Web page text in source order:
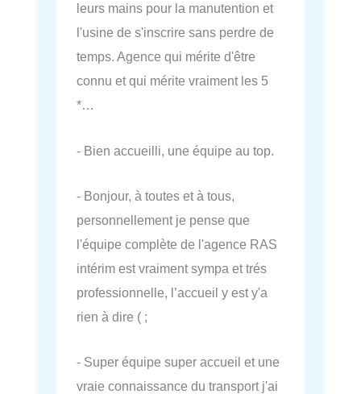
leurs mains pour la manutention et
l'usine de s'inscrire sans perdre de
temps. Agence qui mérite d'être
connu et qui mérite vraiment les 5
*…
- Bien accueilli, une équipe au top.
- Bonjour, à toutes et à tous,
personnellement je pense que
l'équipe complète de l'agence RAS
intérim est vraiment sympa et trés
professionnelle, l’accueil y est y'a
rien à dire ( ;
- Super équipe super accueil et une
vraie connaissance du transport j'ai